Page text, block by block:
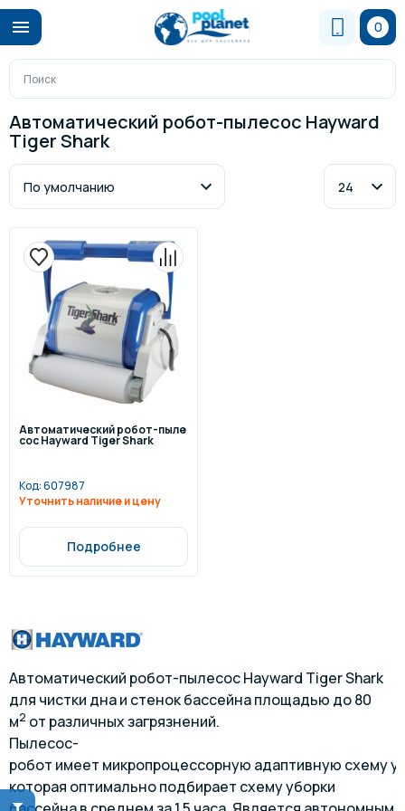
0
Автоматический робот-пылесос Hayward
Tiger Shark
Автоматический робот-пыле
сос Hayward Tiger Shark
Код:607987
Уточнить наличие и цену
Подробнее
Автоматический робот-пылесос Hayward Tiger Shark
для чистки дна и стенок бассейна площадью до 80
м2 от различных загрязнений.
Пылесос-
робот имеет микропроцессорную адаптивную схему
которая оптимально подбирает схему уборки